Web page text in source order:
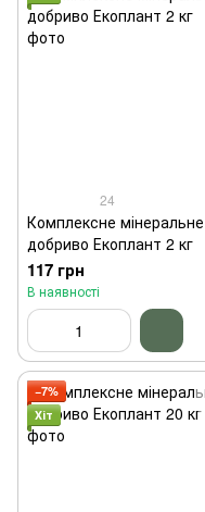
24
Комплексне мінеральне
добриво Екоплант 2 кг
117 грн
В наявності
−7%
Хіт